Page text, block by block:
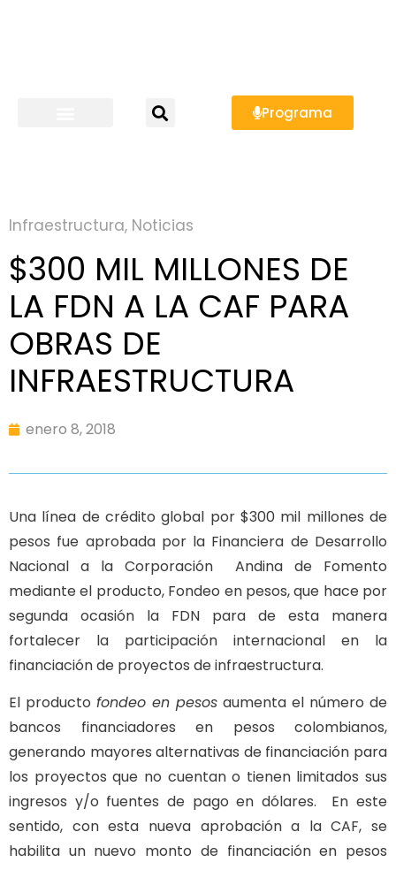
Programa
Infraestructura, Noticias
$300 MIL MILLONES DE
LA FDN A LA CAF PARA
OBRAS DE
INFRAESTRUCTURA
enero 8, 2018
Una línea de crédito global por $300 mil millones de
pesos fue aprobada por la Financiera de Desarrollo
Nacional a la Corporación Andina de Fomento
mediante el producto, Fondeo en pesos, que hace por
segunda ocasión la FDN para de esta manera
fortalecer la participación internacional en la
financiación de proyectos de infraestructura.
El producto fondeo en pesos aumenta el número de
bancos financiadores en pesos colombianos,
generando mayores alternativas de financiación para
los proyectos que no cuentan o tienen limitados sus
ingresos y/o fuentes de pago en dólares. En este
sentido, con esta nueva aprobación a la CAF, se
habilita un nuevo monto de financiación en pesos